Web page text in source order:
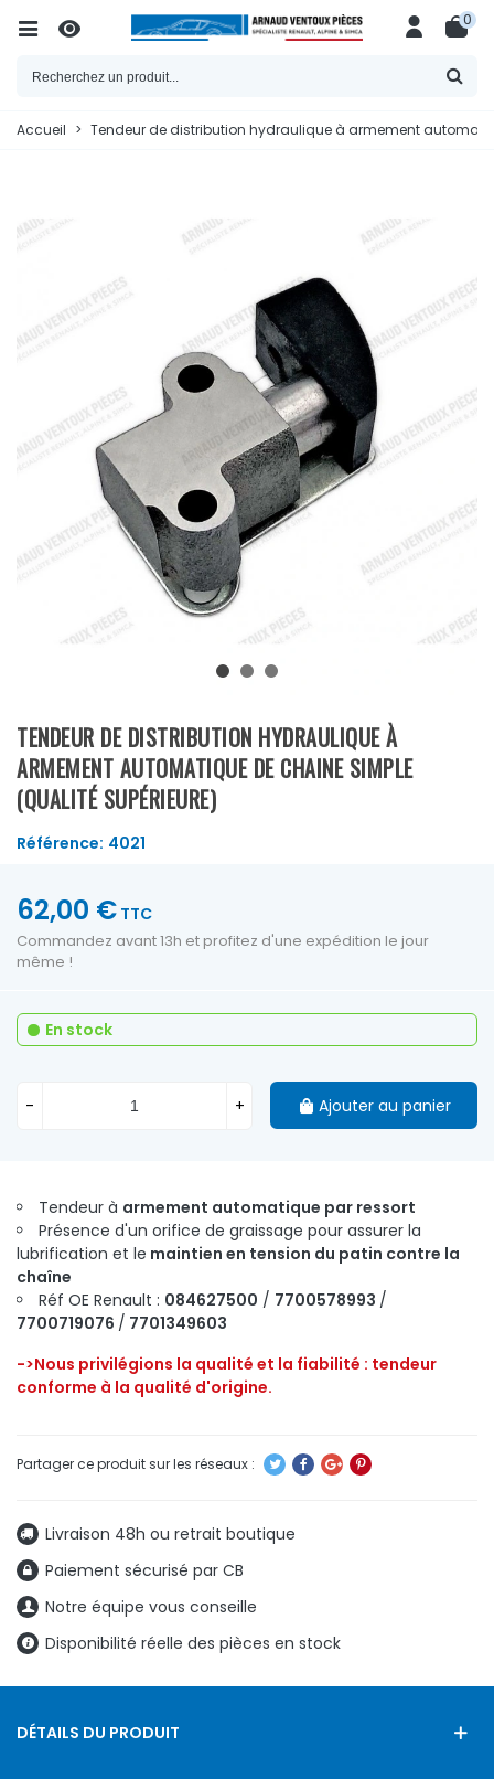
0
Accueil > Tendeur de distribution hydraulique à armement
TENDEUR DE DISTRIBUTION HYDRAULIQUE À
ARMEMENT AUTOMATIQUE DE CHAINE SIMPLE
(QUALITÉ SUPÉRIEURE)
Référence: 4021
Tendeur à armement automatique par ressort
Présence d'un orifice de graissage pour assurer la
lubrification et le maintien en tension du patin contre la
chaîne
Réf OE Renault : 084627500 / 7700578993 /
7700719076 / 7701349603
->Nous privilégions la qualité et la fiabilité : tendeur
conforme à la qualité d'origine.
Livraison 48h ou retrait boutique
Paiement sécurisé par CB
Notre équipe vous conseille
Disponibilité réelle des pièces en stock
62,00 € TTC
Commandez avant 13h et profitez d'une expédition le jour
même !
En stock
- + Ajouter au panier
DÉTAILS DU PRODUIT